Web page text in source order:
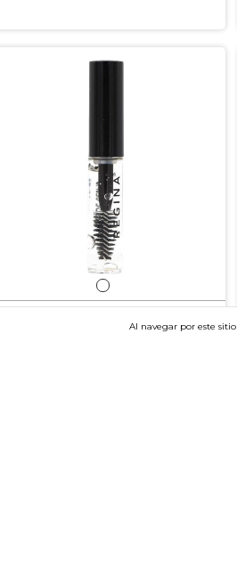
Al navegar por este sitio
MINI Gel de cejas transparente